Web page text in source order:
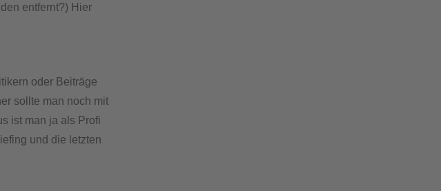
entfernt?) Hier
oder Beiträge
sollte man noch mit
ist man ja als Profi
und die letzten